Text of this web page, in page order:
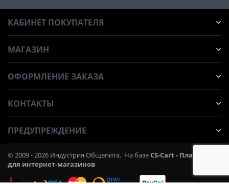
КАБИНЕТ ПОКУПАТЕЛЯ
МАГАЗИН
ОФОРМЛЕНИЕ ЗАКАЗА
КОНТАКТЫ
ПРЕДУПРЕЖДЕНИЕ
© 2009 - 2026 Индустрия Общепита. На базеCS-Cart - Платформа
для интернет-магазинов